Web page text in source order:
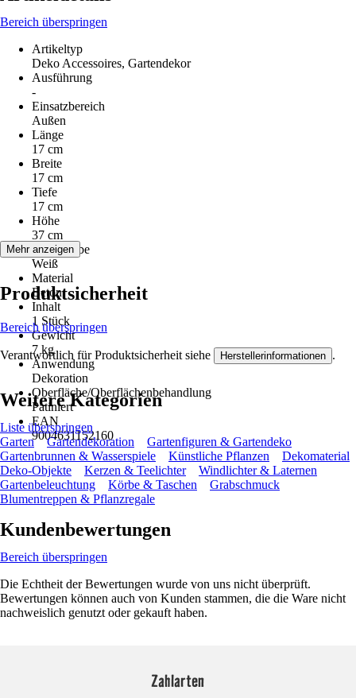
Bereich überspringen
Artikeltyp
Deko Accessoires, Gartendekor
Ausführung
-
Einsatzbereich
Außen
Länge
17 cm
Breite
17 cm
Tiefe
17 cm
Höhe
37 cm
Grundfarbe
Weiß
Material
Beton
Inhalt
1 Stück
Gewicht
7 kg
Anwendung
Dekoration
Oberfläche/Oberflächenbehandlung
Patiniert
EAN
9004631152160
Mehr anzeigen
Produktsicherheit
Bereich überspringen
Verantwortlich für Produktsicherheit siehe Herstellerinformationen .
Weitere Kategorien
Liste überspringen
Garten
Gartendekoration
Gartenfiguren & Gartendeko
Gartenbrunnen & Wasserspiele
Künstliche Pflanzen
Dekomaterial
Deko-Objekte
Kerzen & Teelichter
Windlichter & Laternen
Gartenbeleuchtung
Körbe & Taschen
Grabschmuck
Blumentreppen & Pflanzregale
Kundenbewertungen
Bereich überspringen
Die Echtheit der Bewertungen wurde von uns nicht überprüft.
Bewertungen können auch von Kunden stammen, die die Ware nicht
nachweislich genutzt oder gekauft haben.
Zahlarten